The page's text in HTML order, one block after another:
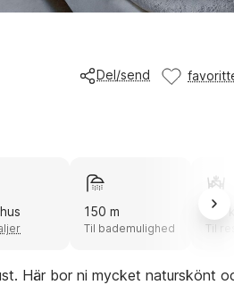
Del/send
150 m
Til bademulighed
5,0
Til
Här bor ni mycket naturskönt